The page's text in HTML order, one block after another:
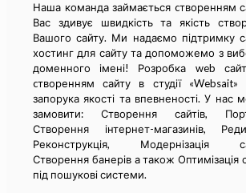
Наша команда займається cтворенням
Вас здивує швидкість та якість
Вашого сайту. Ми надаємо підтримку
хостинг для сайту та допоможемо з
доменного імені! Розробка web
cтворенням сайту в студії
запорука якості та впевненості. У нас
замовити: Створення сайтів,
Створення інтернет-магазинів,
Реконструкція, Модернізація
Створення банерів а також Оптимізація
під пошукові системи.